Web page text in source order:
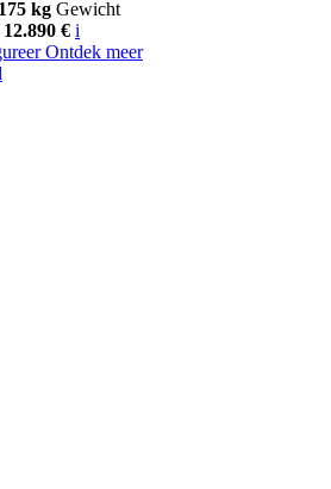
175 kg Gewicht
€ i
Ontdek meer